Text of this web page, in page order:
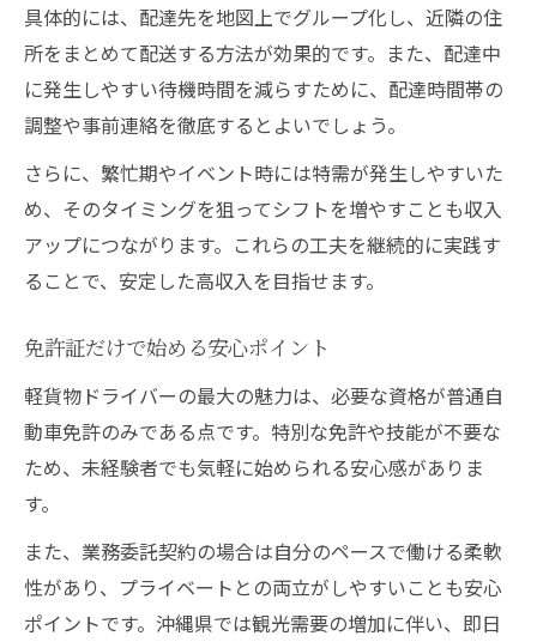
具体的には、配達先を地図上でグループ化し、近隣の住
所をまとめて配送する方法が効果的です。また、配達中
に発生しやすい待機時間を減らすために、配達時間帯の
調整や事前連絡を徹底するとよいでしょう。
さらに、繁忙期やイベント時には特需が発生しやすいた
め、そのタイミングを狙ってシフトを増やすことも収入
アップにつながります。これらの工夫を継続的に実践す
ることで、安定した高収入を目指せます。
免許証だけで始める安心ポイント
軽貨物ドライバーの最大の魅力は、必要な資格が普通自
動車免許のみである点です。特別な免許や技能が不要な
ため、未経験者でも気軽に始められる安心感がありま
す。
また、業務委託契約の場合は自分のペースで働ける柔軟
性があり、プライベートとの両立がしやすいことも安心
ポイントです。沖縄県では観光需要の増加に伴い、即日